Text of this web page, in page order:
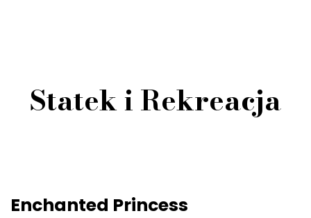
Statek i Rekreacja
Enchanted Princess